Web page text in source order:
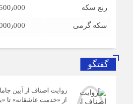
ربع سکه
سکه گرمی
گفتگو
روایت اصناف از آیین
از «خدمت عاشقانه» تا